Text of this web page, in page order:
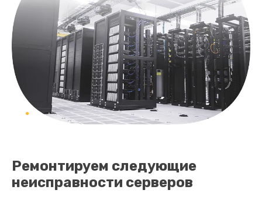
Ремонтируем следующие
неисправности серверов